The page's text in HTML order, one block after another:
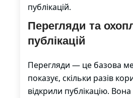
публікацій.
Перегляди та
публікацій
Перегляди — це базова
показує, скільки разів
відкрили публікацію.